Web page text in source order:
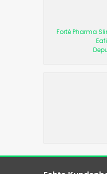
Forté Pharma